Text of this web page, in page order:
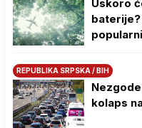
Uskoro
REPUBLIKA SRPSKA / BIH
kolaps